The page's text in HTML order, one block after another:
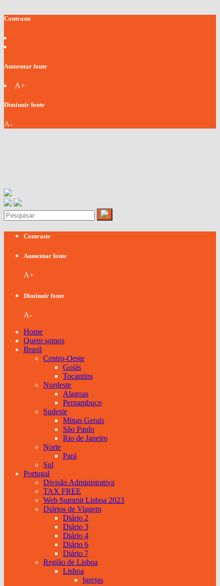
Contraste
Aumentar fonte
A+
Diminuir fonte
A-
Contraste
Aumentar fonte
A+
Diminuir fonte
A-
Home
Quem somos
Brasil
Centro-Oeste
Goiás
Tocantins
Nordeste
Alagoas
Pernambuco
Sudeste
Minas Gerais
São Paulo
Rio de Janeiro
Norte
Pará
Sul
Portugal
Divisão Administrativa
TAX FREE
Web Summit Lisboa 2023
Diários de Viagem
Diário 2
Diário 3
Diário 4
Diário 6
Diário 7
Região de Lisboa
Lisboa
Igrejas